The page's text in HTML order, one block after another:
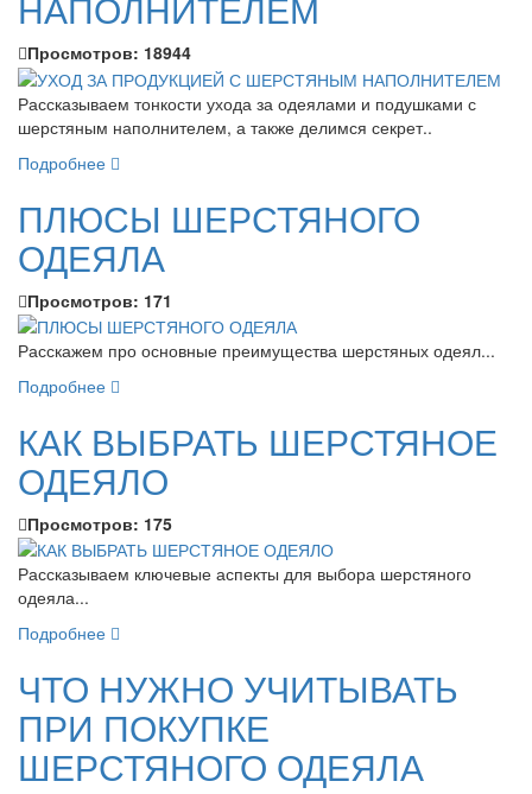
Просмотров: 18944
Рассказываем тонкости ухода за одеялами и подушками с
шерстяным наполнителем, а также делимся секрет..
Подробнее
ПЛЮСЫ ШЕРСТЯНОГО
ОДЕЯЛА
Просмотров: 171
Расскажем про основные преимущества шерстяных одеял...
Подробнее
КАК ВЫБРАТЬ ШЕРСТЯНОЕ
ОДЕЯЛО
Просмотров: 175
Рассказываем ключевые аспекты для выбора шерстяного
одеяла...
Подробнее
ЧТО НУЖНО УЧИТЫВАТЬ
ПРИ ПОКУПКЕ
ШЕРСТЯНОГО ОДЕЯЛА